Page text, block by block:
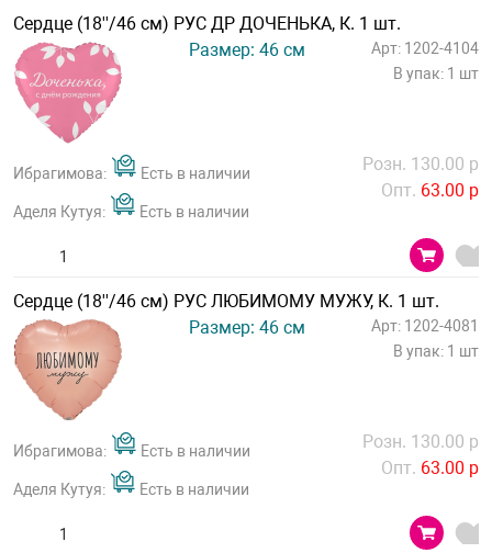
Сердце (18''/46 см) РУС ДР ДОЧЕНЬКА, К. 1 шт.
Размер: 46 см
Арт: 1202-4104
В упак: 1 шт
Ибрагимова: Есть в наличии
Аделя Кутуя: Есть в наличии
Розн. 130.00 р
Опт. 63.00 р
Сердце (18''/46 см) РУС ЛЮБИМОМУ МУЖУ, К. 1 шт.
Размер: 46 см
Арт: 1202-4081
В упак: 1 шт
Ибрагимова: Есть в наличии
Аделя Кутуя: Есть в наличии
Розн. 130.00 р
Опт. 63.00 р